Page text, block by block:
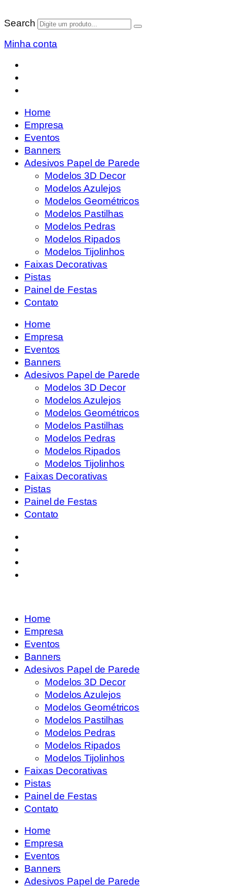
Search
Minha conta
Home
Empresa
Eventos
Banners
Adesivos Papel de Parede
Modelos 3D Decor
Modelos Azulejos
Modelos Geométricos
Modelos Pastilhas
Modelos Pedras
Modelos Ripados
Modelos Tijolinhos
Faixas Decorativas
Pistas
Painel de Festas
Contato
Home
Empresa
Eventos
Banners
Adesivos Papel de Parede
Modelos 3D Decor
Modelos Azulejos
Modelos Geométricos
Modelos Pastilhas
Modelos Pedras
Modelos Ripados
Modelos Tijolinhos
Faixas Decorativas
Pistas
Painel de Festas
Contato
Home
Empresa
Eventos
Banners
Adesivos Papel de Parede
Modelos 3D Decor
Modelos Azulejos
Modelos Geométricos
Modelos Pastilhas
Modelos Pedras
Modelos Ripados
Modelos Tijolinhos
Faixas Decorativas
Pistas
Painel de Festas
Contato
Home
Empresa
Eventos
Banners
Adesivos Papel de Parede